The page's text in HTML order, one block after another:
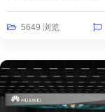
5649 浏览